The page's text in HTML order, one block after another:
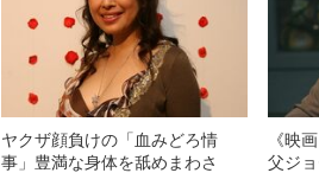
ヤクザ顔負けの「血みどろ情
事」豊満な身体を舐めまわさ
《映
父ジ